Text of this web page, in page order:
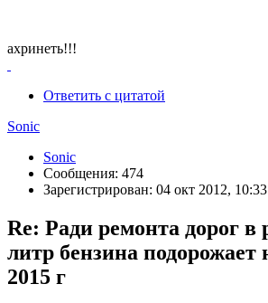
ахринеть!!!
Ответить с цитатой
Sonic
Sonic
Сообщения: 474
Зарегистрирован: 04 окт 2012, 10:33
Re: Ради ремонта дорог в
литр бензина подорожает
2015 г